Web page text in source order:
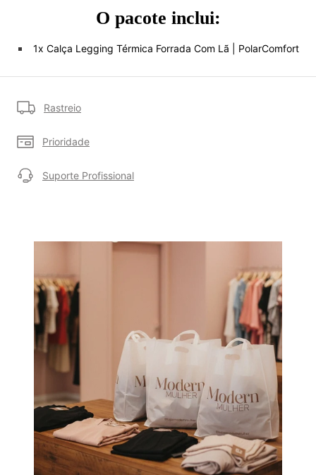
O pacote inclui:
1x Calça Legging Térmica Forrada Com Lã | PolarComfort
Rastreio
Prioridade
Suporte Profissional